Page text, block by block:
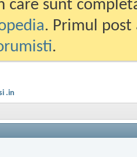
care sunt
. Primul
.
.in